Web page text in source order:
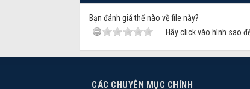
Bạn đánh giá thế nào về file này?
Hãy click vào hình sao
CÁC CHUYÊN MỤC CHÍNH